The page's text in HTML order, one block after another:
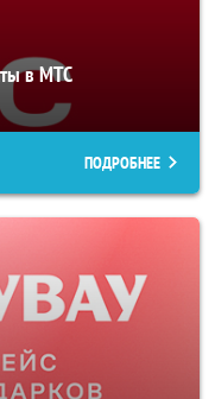
в МТС
ПОДРОБНЕЕ